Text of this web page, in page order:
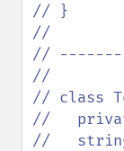
// }
//
//
//
// class
//
//